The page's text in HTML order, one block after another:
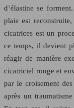
d’élastine se
plaie est
cicatrices est un
ce temps, il devient
réagir de manière
cicatriciel rouge et
par le croisement
après un